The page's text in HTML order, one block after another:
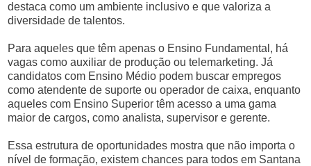
destaca como um ambiente inclusivo e que valoriza a
diversidade de talentos.
Para aqueles que têm apenas o Ensino Fundamental, há
vagas como auxiliar de produção ou telemarketing. Já
candidatos com Ensino Médio podem buscar empregos
como atendente de suporte ou operador de caixa, enquanto
aqueles com Ensino Superior têm acesso a uma gama
maior de cargos, como analista, supervisor e gerente.
Essa estrutura de oportunidades mostra que não importa o
nível de formação, existem chances para todos em Santana